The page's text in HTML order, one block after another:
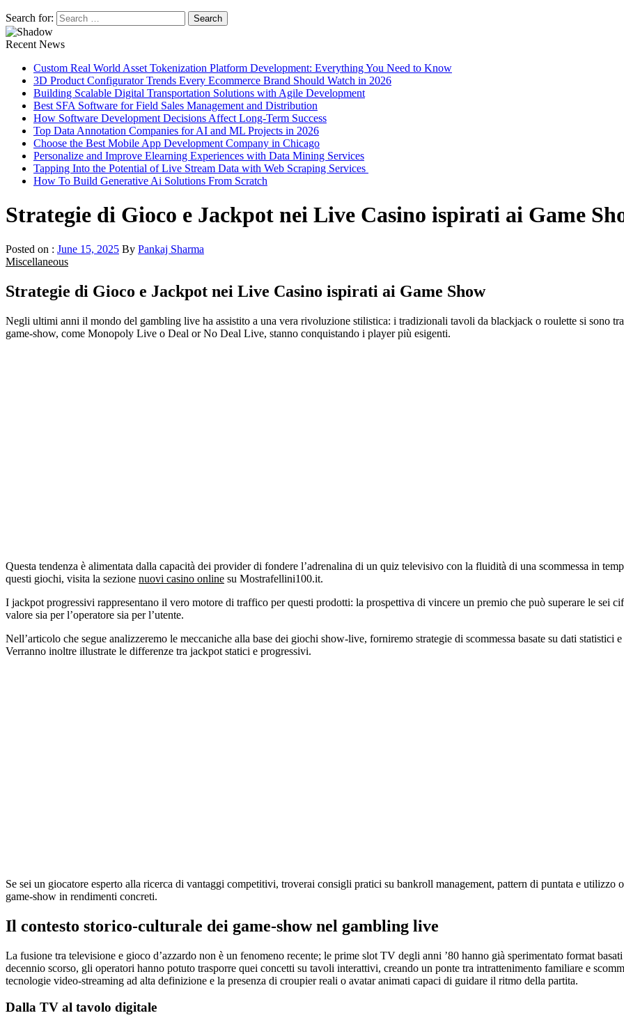
Search for:
Recent News
Custom Real World Asset Tokenization Platform Development: Everything You Need to Know
3D Product Configurator Trends Every Ecommerce Brand Should Watch in 2026
Building Scalable Digital Transportation Solutions with Agile Development
Best SFA Software for Field Sales Management and Distribution
How Software Development Decisions Affect Long-Term Success
Top Data Annotation Companies for AI and ML Projects in 2026
Choose the Best Mobile App Development Company in Chicago
Personalize and Improve Elearning Experiences with Data Mining Services
Tapping Into the Potential of Live Stream Data with Web Scraping Services
How To Build Generative Ai Solutions From Scratch
Strategie di Gioco e Jackpot nei Live Casino ispirati ai Game
Posted on : June 15, 2025 By Pankaj Sharma
Miscellaneous
Strategie di Gioco e Jackpot nei Live Casino ispirati ai Game Show
Negli ultimi anni il mondo del gambling live ha assistito a una vera rivoluzione stilistica: i tradizionali tavoli da blackjack o roulette si sono
game‑show, come Monopoly Live o Deal or No Deal Live, stanno conquistando i player più esigenti.
Questa tendenza è alimentata dalla capacità dei provider di fondere l’adrenalina di un quiz televisivo con la fluidità di una scommessa in
questi giochi, visita la sezione nuovi casino online su Mostrafellini100.it.
I jackpot progressivi rappresentano il vero motore di traffico per questi prodotti: la prospettiva di vincere un premio che può superare le sei
valore sia per l’operatore sia per l’utente.
Nell’articolo che segue analizzeremo le meccaniche alla base dei giochi show‑live, forniremo strategie di scommessa basate su dati
Verranno inoltre illustrate le differenze tra jackpot statici e progressivi.
Se sei un giocatore esperto alla ricerca di vantaggi competitivi, troverai consigli pratici su bankroll management, pattern di puntata e
game‑show in rendimenti concreti.
Il contesto storico‑culturale dei game‑show nel gambling live
La fusione tra televisione e gioco d’azzardo non è un fenomeno recente; le prime slot TV degli anni ’80 hanno già sperimentato format
decennio scorso, gli operatori hanno potuto trasporre quei concetti su tavoli interattivi, creando un ponte tra intrattenimento familiare e
tecnologie video‑streaming ad alta definizione e la presenza di croupier reali o avatar animati capaci di guidare il ritmo della partita.
Dalla TV al tavolo digitale